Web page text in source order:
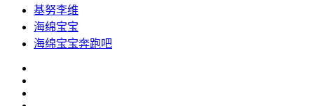
基努李维
海绵宝宝
海绵宝宝奔跑吧